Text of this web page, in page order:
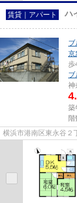
賃貸｜アパート ハ
ブ
京
歩
ブ
神
築
階
横浜市港南区東永谷２